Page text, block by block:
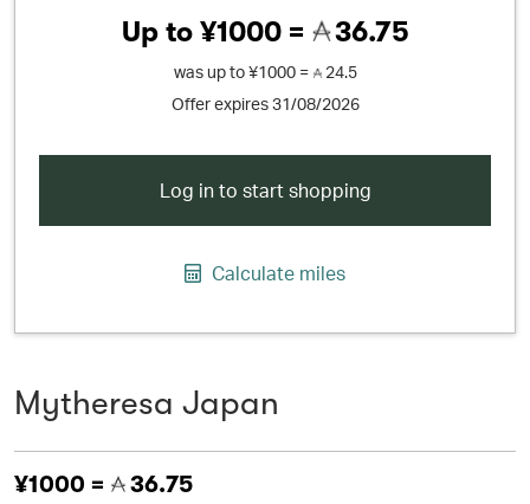
Up to¥1000 = 36.75
was up to¥1000 =
24.5
Offer expires 31/08/2026
Log in to start shopping
Calculate miles
Mytheresa Japan
¥1000 = 36.75